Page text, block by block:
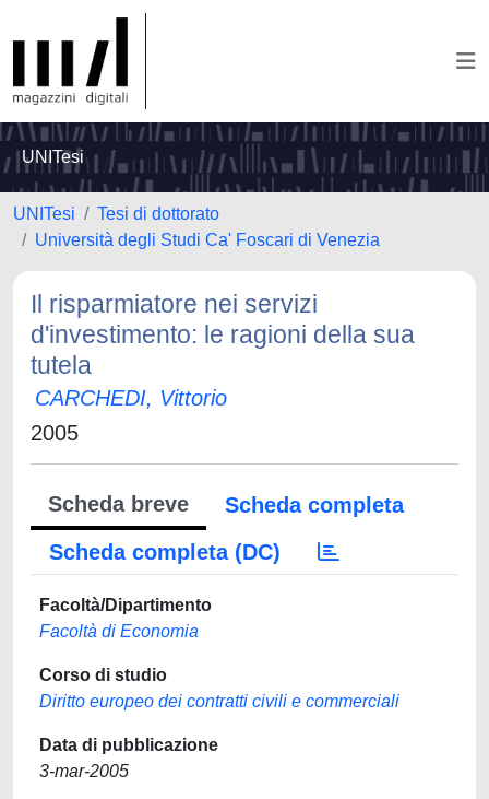
UNITesi
UNITesi
Tesi di dottorato
Università degli Studi Ca' Foscari di Venezia
Il risparmiatore nei servizi
d'investimento: le ragioni della sua
tutela
CARCHEDI, Vittorio
2005
Scheda breve
Scheda completa
Scheda completa (DC)
Facoltà/Dipartimento
Facoltà di Economia
Corso di studio
Diritto europeo dei contratti civili e commerciali
Data di pubblicazione
3-mar-2005